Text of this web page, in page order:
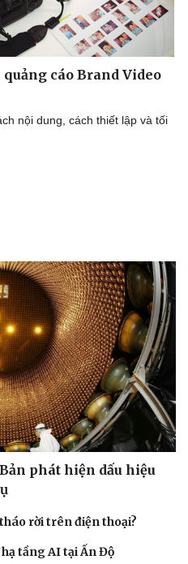
cáo Brand Video
nội dung, cách thiết lập và tối
phát hiện dấu hiệu
rời trên điện thoại?
tầng AI tại Ấn Độ